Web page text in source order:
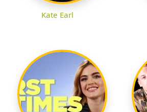
Kate Earl